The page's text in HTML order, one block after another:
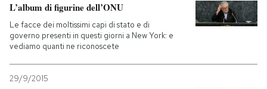
L’album di figurine dell’ONU
Le facce dei moltissimi capi di stato e di
governo presenti in questi giorni a New York: e
vediamo quanti ne riconoscete
29/9/2015